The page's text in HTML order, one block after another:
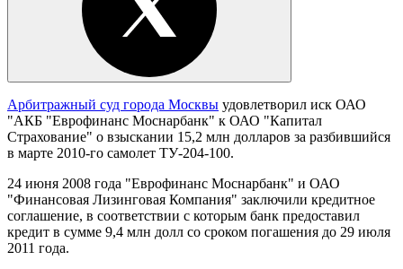
Арбитражный суд города Москвы удовлетворил иск ОАО
"АКБ "Еврофинанс Моснарбанк" к ОАО "Капитал
Страхование" о взыскании 15,2 млн долларов за разбившийся
в марте 2010-го самолет ТУ-204-100.
24 июня 2008 года "Еврофинанс Моснарбанк" и ОАО
"Финансовая Лизинговая Компания" заключили кредитное
соглашение, в соответствии с которым банк предоставил
кредит в сумме 9,4 млн долл со сроком погашения до 29 июля
2011 года.